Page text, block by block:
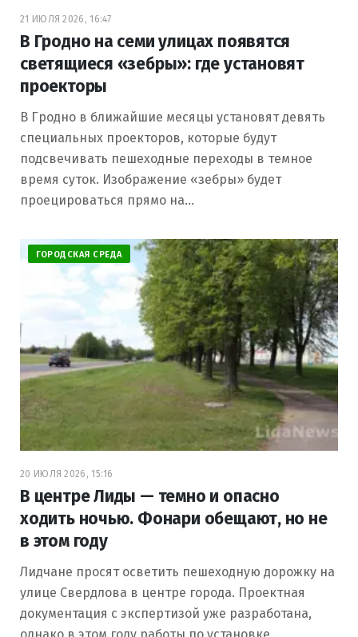
21 ИЮЛЯ 2026, 16:47
В Гродно на семи улицах появятся
светящиеся «зебры»: где установят
проекторы
В Гродно в ближайшие месяцы установят девять
специальных проекторов, которые будут
подсвечивать пешеходные переходы в темное
время суток. Изображение «зебры» будет
проецироваться прямо на…
ГОРОДСКАЯ СРЕДА
20 ИЮЛЯ 2026, 15:16
В центре Лиды — темно и опасно
ходить ночью. Фонари обещают, но не
в этом году
Лидчане просят осветить пешеходную дорожку на
улице Свердлова в центре города. Проектная
документация с экспертизой уже разработана,